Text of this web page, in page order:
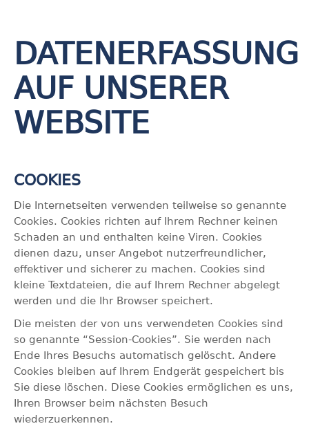
DATENERFASSUNG
AUF UNSERER
WEBSITE
COOKIES
Die Internetseiten verwenden teilweise so genannte
Cookies. Cookies richten auf Ihrem Rechner keinen
Schaden an und enthalten keine Viren. Cookies
dienen dazu, unser Angebot nutzerfreundlicher,
effektiver und sicherer zu machen. Cookies sind
kleine Textdateien, die auf Ihrem Rechner abgelegt
werden und die Ihr Browser speichert.
Die meisten der von uns verwendeten Cookies sind
so genannte “Session-Cookies”. Sie werden nach
Ende Ihres Besuchs automatisch gelöscht. Andere
Cookies bleiben auf Ihrem Endgerät gespeichert bis
Sie diese löschen. Diese Cookies ermöglichen es uns,
Ihren Browser beim nächsten Besuch
wiederzuerkennen.